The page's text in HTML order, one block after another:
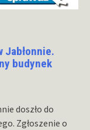
Jabłonnie.
budynek
doszło do
Zgłoszenie o